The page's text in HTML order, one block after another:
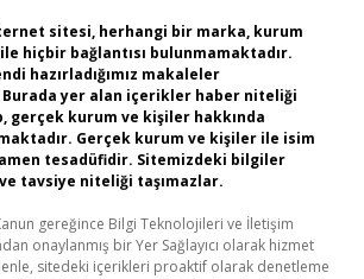
sitesi, herhangi bir marka, kurum
hiçbir bağlantısı bulunmamaktadır.
hazırladığımız makaleler
Burada yer alan içerikler haber niteliği
gerçek kurum ve kişiler hakkında
Gerçek kurum ve kişiler ile isim
tesadüfidir. Sitemizdeki bilgiler
tavsiye niteliği taşımazlar.
gereğince Bilgi Teknolojileri ve İletişim
onaylanmış bir Yer Sağlayıcı olarak hizmet
sitedeki içerikleri proaktif olarak denetleme